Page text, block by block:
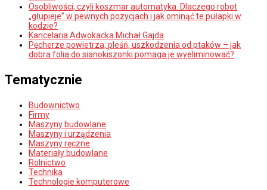
Osobliwości, czyli koszmar automatyka. Dlaczego robot
„głupieje” w pewnych pozycjach i jak ominąć te pułapki w
kodzie?
Kancelaria Adwokacka Michał Gajda
Pęcherze powietrza, pleśń, uszkodzenia od ptaków – jak
dobra folia do sianokiszonki pomaga je wyeliminować?
Tematycznie
Budownictwo
Firmy
Maszyny budowlane
Maszyny i urządzenia
Maszyny ręczne
Materiały budowlane
Rolnictwo
Technika
Technologie komputerowe